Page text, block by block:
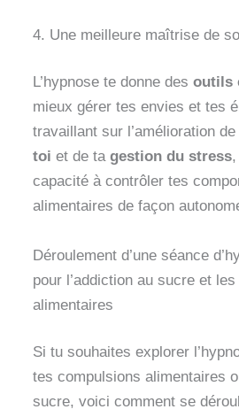
4. Une meilleure maîtrise de
L’hypnose te donne des outils
mieux gérer tes envies et tes
travaillant sur l’amélioration
toi et de ta gestion du stress
capacité à contrôler tes
alimentaires de façon
Déroulement d’une séance
pour l’addiction au sucre et
alimentaires
Si tu souhaites explorer
tes compulsions alimentaires
sucre, voici comment se